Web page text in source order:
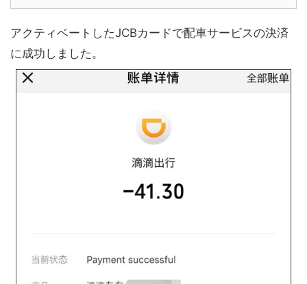
アクティベートしたJCBカードで配車サービスの決済
に成功しました。